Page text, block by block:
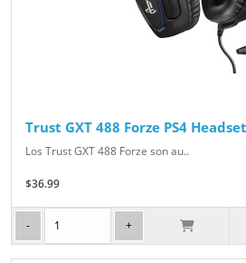
Trust GXT 488 Forze PS4
Los Trust GXT 488 Forze son au..
$36.99